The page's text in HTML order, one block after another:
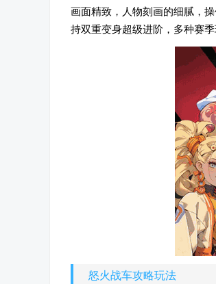
画面精致，人物刻画的细腻，
持双重变身超级进阶，多种赛季
怒火战车攻略玩法